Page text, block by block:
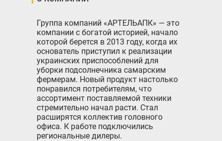
Группа компаний «АРТЕЛЬАПК» — это
компании с богатой историей, начало
которой берется в 2013 году, когда их
основатель приступил к реализации
украинских приспособлений для
уборки подсолнечника самарским
фермерам. Новый продукт настолько
понравился потребителям, что
ассортимент поставляемой техники
стремительно начал расти. Стал
расширятся коллектив головного
офиса. К работе подключились
региональные дилеры.